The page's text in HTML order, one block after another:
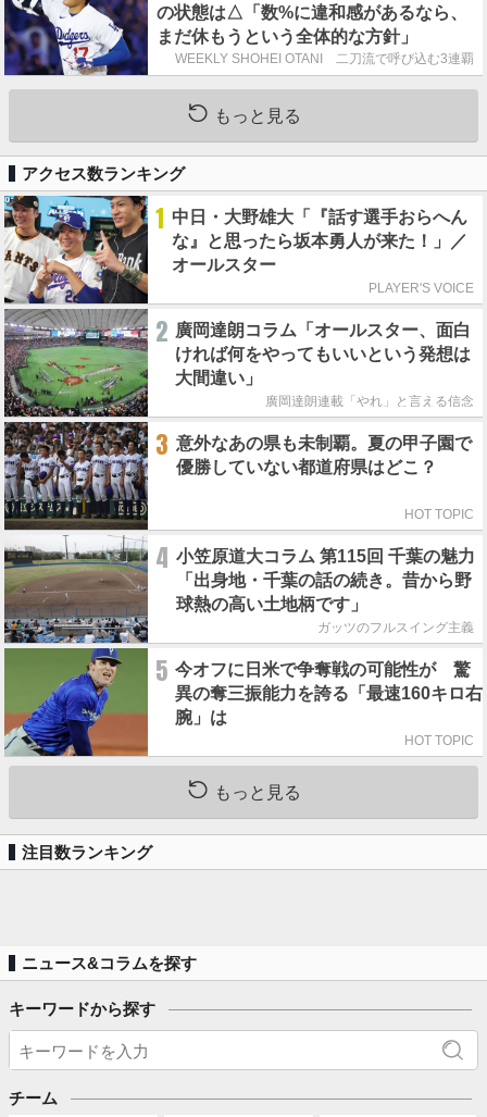
の状態は△「数%に違和感があるなら、
まだ休もうという全体的な方針」
WEEKLY SHOHEI OTANI 二刀流で呼び込む3連覇
もっと見る
アクセス数ランキング
1 中日・大野雄大「『話す選手おらへん
な』と思ったら坂本勇人が来た！」／
オールスター
PLAYER'S VOICE
2 廣岡達朗コラム「オールスター、面白
ければ何をやってもいいという発想は
大間違い」
廣岡達朗連載「やれ」と言える信念
3 意外なあの県も未制覇。夏の甲子園で
優勝していない都道府県はどこ？
HOT TOPIC
4 小笠原道大コラム 第115回 千葉の魅力
「出身地・千葉の話の続き。昔から野
球熱の高い土地柄です」
ガッツのフルスイング主義
5 今オフに日米で争奪戦の可能性が 驚
異の奪三振能力を誇る「最速160キロ右
腕」は
HOT TOPIC
もっと見る
注目数ランキング
ニュース&コラムを探す
キーワードから探す
チーム